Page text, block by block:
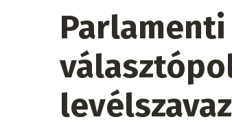
Parlamenti